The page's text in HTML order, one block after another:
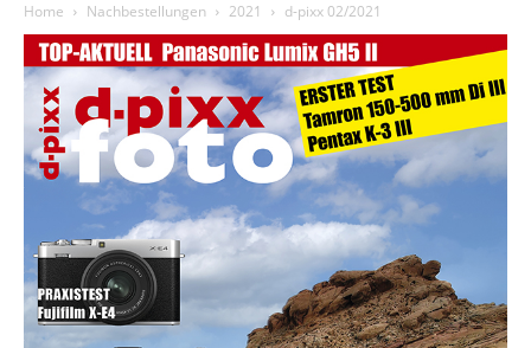
Home Nachbestellungen 2021 d-pixx 02/2021